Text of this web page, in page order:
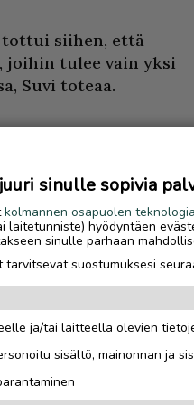
tottui siihen, että
joihin tulee vain yksi
Suvi toteaa.
sata kilometriä
että lääkäriin on
pitempi matka, Suvi
onneksi myös
Lapsiperheelle
sinulle sopivia
kolmannen osapuolen
laitetunniste) hyödyntäen
sinulle parhaan
suostumuksesi
ja/tai laitteella olevien
sisältö, mainonnan ja